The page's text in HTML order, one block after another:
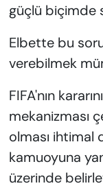
güçlü biçimde
Elbette bu
verebilmek
FIFA'nın
mekanizması
olması ihtimal
kamuoyuna
üzerinde